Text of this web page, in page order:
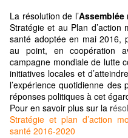
La résolution de l’Assemblée
Stratégie et au Plan d’action
santé adoptée en mai 2016,
au point, en coopération
campagne mondiale de lutte
initiatives locales et
l’expérience quotidienne des
réponses politiques à cet
Pour en savoir plus sur la r
Stratégie et plan d’action
santé 2016-2020